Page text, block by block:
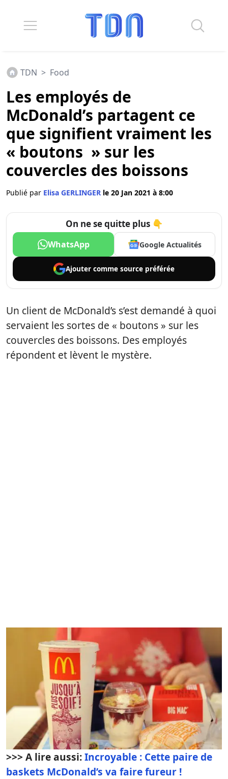
TDN > Food
Les employés de
McDonald’s partagent ce
que signifient vraiment les
« boutons » sur les
couvercles des boissons
Publié par Elisa GERLINGER le 20 Jan 2021 à 8:00
On ne se quitte plus 👇
WhatsApp Google Actualités
Ajouter comme source préférée
Un client de McDonald’s s’est demandé à quoi
servaient les sortes de « boutons » sur les
couvercles des boissons. Des employés
répondent et lèvent le mystère.
>>> A lire aussi:Incroyable : Cette paire de
baskets McDonald’s va faire fureur !